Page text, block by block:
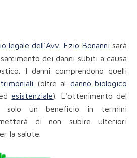
legale dell'Avv. Ezio Bonanni sarà
dei danni subiti a causa
I danni comprendono quelli
(oltre al danno biologico
esistenziale). L'ottenimento del
solo un beneficio in termini
di non subire ulteriori
la salute.